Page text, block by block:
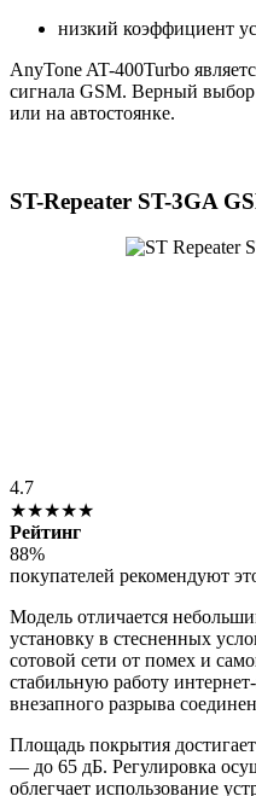
низкий коэффициент
AnyTone AT-400Turbo
сигнала GSM. Верный выбор
или на автостоянке.
ST-Repeater ST-3GA
4.7
★★★★★
Рейтинг
88%
покупателей рекомендуют
Модель отличается
установку в стесненных
сотовой сети от помех и
стабильную работу
внезапного разрыва
Площадь покрытия
— до 65 дБ. Регулировка
облегчает использование